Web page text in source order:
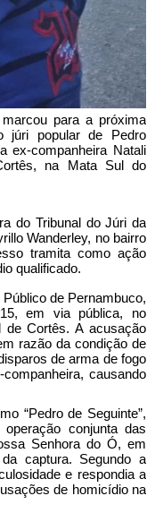
para a próxima
júri popular de Pedro
ex-companheira Natali
na Mata Sul do
do Tribunal do Júri da
Wanderley, no bairro
tramita como ação
qualificado.
de Pernambuco,
em via pública, no
de Cortês. A acusação
razão da condição de
de arma de fogo
causando
“Pedro de Seguinte”,
conjunta das
Senhora do Ó, em
captura. Segundo a
e respondia a
de homicídio na